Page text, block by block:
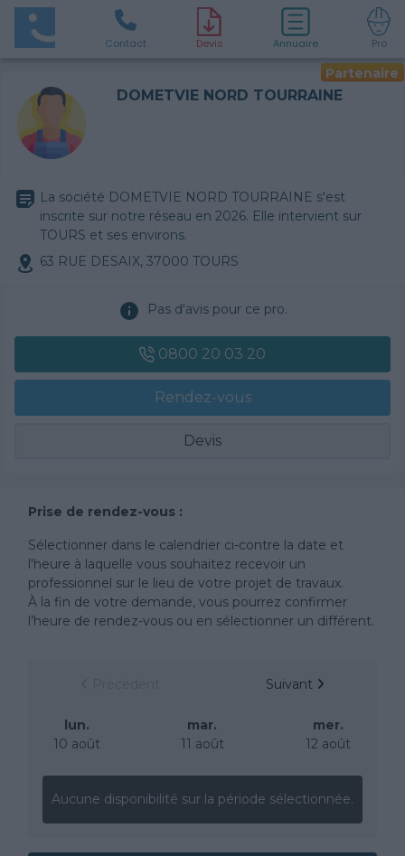
Contact Devis Annuaire Pro
Partenaire
DOMETVIE NORD TOURRAINE
La société DOMETVIE NORD TOURRAINE s'est
inscrite sur notre réseau en 2026. Elle intervient sur
TOURS et ses environs.
63 RUE DESAIX, 37000 TOURS
Pas d'avis pour ce pro.
0800 20 03 20
Rendez-vous
Devis
Prise de rendez-vous :
Sélectionner dans le calendrier ci-contre la date et
l'heure à laquelle vous souhaitez recevoir un
professionnel sur le lieu de votre projet de travaux.
À la fin de votre demande, vous pourrez confirmer
l’heure de rendez-vous ou en sélectionner un différent.
Suivant
lun.
10 août
mar.
11 août
mer.
12 août
Aucune disponibilité sur la période sélectionnée.